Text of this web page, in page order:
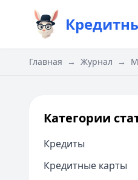
Главная → Журнал →
Категории
Кредиты
Кредитные карты